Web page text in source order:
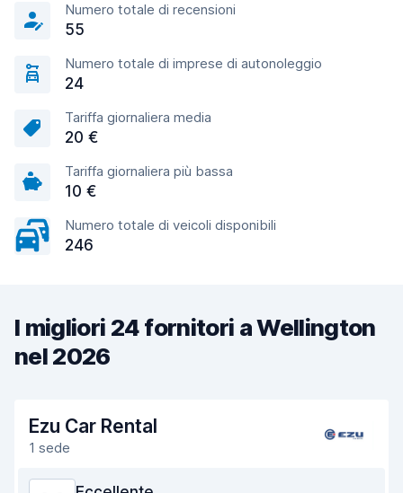
Numero totale di recensioni
55
Numero totale di imprese di autonoleggio
24
Tariffa giornaliera media
20 €
Tariffa giornaliera più bassa
10 €
Numero totale di veicoli disponibili
246
I migliori 24 fornitori a Wellington
nel 2026
Ezu Car Rental
1 sede